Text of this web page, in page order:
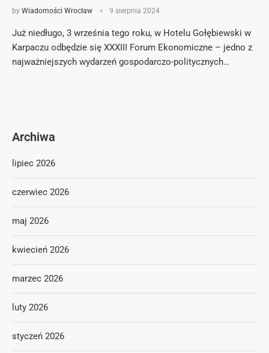
by Wiadomości Wrocław 9 sierpnia 2024
Już niedługo, 3 września tego roku, w Hotelu Gołębiewski w
Karpaczu odbędzie się XXXIII Forum Ekonomiczne – jedno z
najważniejszych wydarzeń gospodarczo-politycznych…
Archiwa
lipiec 2026
czerwiec 2026
maj 2026
kwiecień 2026
marzec 2026
luty 2026
styczeń 2026